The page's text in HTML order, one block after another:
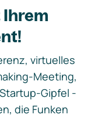
Ihrem
virtuelles
Meeting,
Gipfel -
die Funken